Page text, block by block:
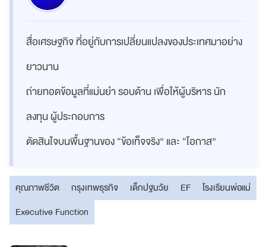
สื่อเศรษฐกิจ ที่อยู่กับการเปลี่ยนแปลงของประเทศมาอย่าง
ยาวนาน
ถ่ายทอดข้อมูลที่แม่นยำ รอบด้าน เพื่อให้ผู้บริหาร นัก
ลงทุน ผู้ประกอบการ
ตัดสินใจบนพื้นฐานของ “ข้อเท็จจริง” และ “โอกาส”
คุณภาพชีวิต กรุงเทพธุรกิจ เด็กปฐมวัย EF
โรงเรียนพ่อแม่
Executive Function